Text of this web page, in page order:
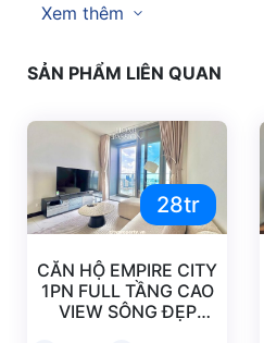
Xem thêm
SẢN PHẨM LIÊN QUAN
28tr
CĂN HỘ EMPIRE CITY
1PN FULL TẦNG CAO
VIEW SÔNG ĐẸP